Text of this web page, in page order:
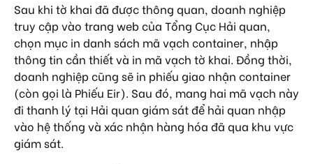
Sau khi tờ khai đã được thông quan, doanh nghiệp
truy cập vào trang web của Tổng Cục Hải quan,
chọn mục in danh sách mã vạch container, nhập
thông tin cần thiết và in mã vạch tờ khai. Đồng thời,
doanh nghiệp cũng sẽ in phiếu giao nhận container
(còn gọi là Phiếu Eir). Sau đó, mang hai mã vạch này
đi thanh lý tại Hải quan giám sát để hải quan nhập
vào hệ thống và xác nhận hàng hóa đã qua khu vực
giám sát.